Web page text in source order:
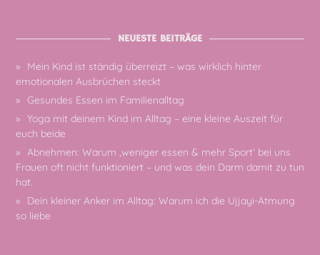
NEUESTE BEITRÄGE
Mein Kind ist ständig überreizt – was wirklich hinter
emotionalen Ausbrüchen steckt
Gesundes Essen im Familienalltag
Yoga mit deinem Kind im Alltag – eine kleine Auszeit für
euch beide
Abnehmen: Warum ‚weniger essen & mehr Sport‘ bei uns
Frauen oft nicht funktioniert – und was dein Darm damit zu tun
hat.
Dein kleiner Anker im Alltag: Warum ich die Ujjayi-Atmung
so liebe